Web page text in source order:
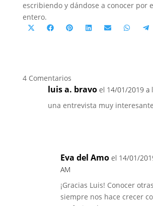
escribiendo y dándose a conocer por
entero.
CompartirCompartirCompartirCompartirCompartir
4 Comentarios
luis a. bravo el 14/01/2019 a
una entrevista muy
Eva del Amo el 14/01/
AM
¡Gracias Luis! Conocer
siempre nos hace crecer